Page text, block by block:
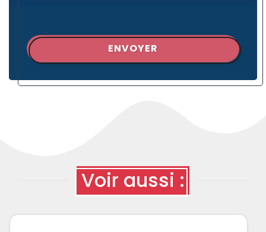
ENVOYER
Voir aussi :